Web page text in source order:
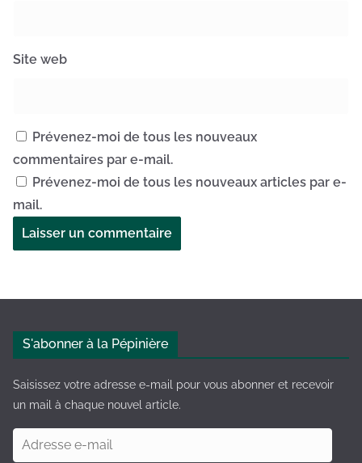
Site web
Prévenez-moi de tous les nouveaux
commentaires par e-mail.
Prévenez-moi de tous les nouveaux articles par e-
mail.
e
S'abonner à la Pépinière
Saisissez votre adresse e-mail pour vous abonner et recevoir
un mail à chaque nouvel article.
d